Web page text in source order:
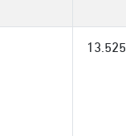
13.525